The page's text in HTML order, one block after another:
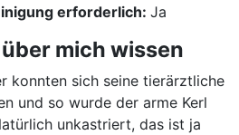
erforderlich: Ja
mich wissen
konnten sich seine tierärztliche
und so wurde der arme Kerl
unkastriert, das ist ja